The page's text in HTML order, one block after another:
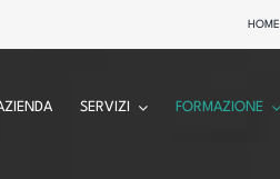
HOME
SERVIZI FORMAZIONE